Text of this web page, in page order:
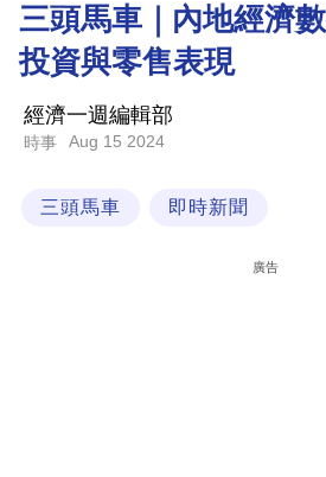
商
業
科
三頭馬車｜內地經濟
投資與零售表現
經濟一週編輯部
時事 Aug 15 2024
三頭馬車 即時新聞
廣告